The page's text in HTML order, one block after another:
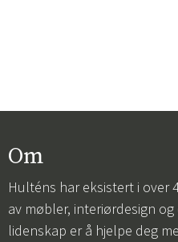
Om
Hulténs har eksistert i over
av møbler, interiørdesign
lidenskap er å hjelpe deg